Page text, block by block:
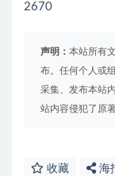
2670
声明： 本站所有
布。任何个人或
采集、发布本站
站内容侵犯了原
收藏 海